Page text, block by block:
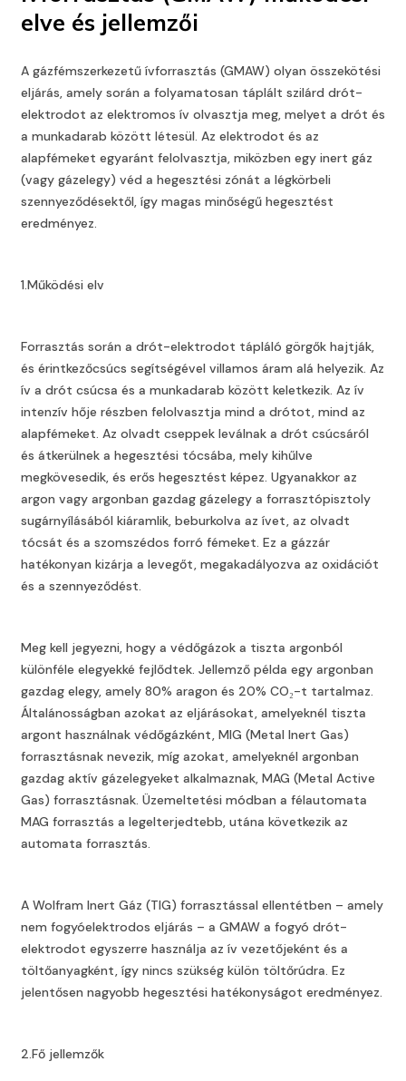
elve és jellemzői
A gázfémszerkezetű ívforrasztás (GMAW) olyan összekötési
eljárás, amely során a folyamatosan táplált szilárd drót-
elektrodot az elektromos ív olvasztja meg, melyet a drót és
a munkadarab között létesül. Az elektrodot és az
alapfémeket egyaránt felolvasztja, miközben egy inert gáz
(vagy gázelegy) véd a hegesztési zónát a légkörbeli
szennyeződésektől, így magas minőségű hegesztést
eredményez.
1.Működési elv
Forrasztás során a drót-elektrodot tápláló görgők hajtják,
és érintkezőcsúcs segítségével villamos áram alá helyezik. Az
ív a drót csúcsa és a munkadarab között keletkezik. Az ív
intenzív hője részben felolvasztja mind a drótot, mind az
alapfémeket. Az olvadt cseppek leválnak a drót csúcsáról
és átkerülnek a hegesztési tócsába, mely kihűlve
megkövesedik, és erős hegesztést képez. Ugyanakkor az
argon vagy argonban gazdag gázelegy a forrasztópisztoly
sugárnyílásából kiáramlik, beburkolva az ívet, az olvadt
tócsát és a szomszédos forró fémeket. Ez a gázzár
hatékonyan kizárja a levegőt, megakadályozva az oxidációt
és a szennyeződést.
Meg kell jegyezni, hogy a védőgázok a tiszta argonból
különféle elegyekké fejlődtek. Jellemző példa egy argonban
gazdag elegy, amely 80% aragon és 20% CO₂-t tartalmaz.
Általánosságban azokat az eljárásokat, amelyeknél tiszta
argont használnak védőgázként, MIG (Metal Inert Gas)
forrasztásnak nevezik, míg azokat, amelyeknél argonban
gazdag aktív gázelegyeket alkalmaznak, MAG (Metal Active
Gas) forrasztásnak. Üzemeltetési módban a félautomata
MAG forrasztás a legelterjedtebb, utána következik az
automata forrasztás.
A Wolfram Inert Gáz (TIG) forrasztással ellentétben – amely
nem fogyóelektrodos eljárás – a GMAW a fogyó drót-
elektrodot egyszerre használja az ív vezetőjeként és a
töltőanyagként, így nincs szükség külön töltőrúdra. Ez
jelentősen nagyobb hegesztési hatékonyságot eredményez.
2.Fő jellemzők